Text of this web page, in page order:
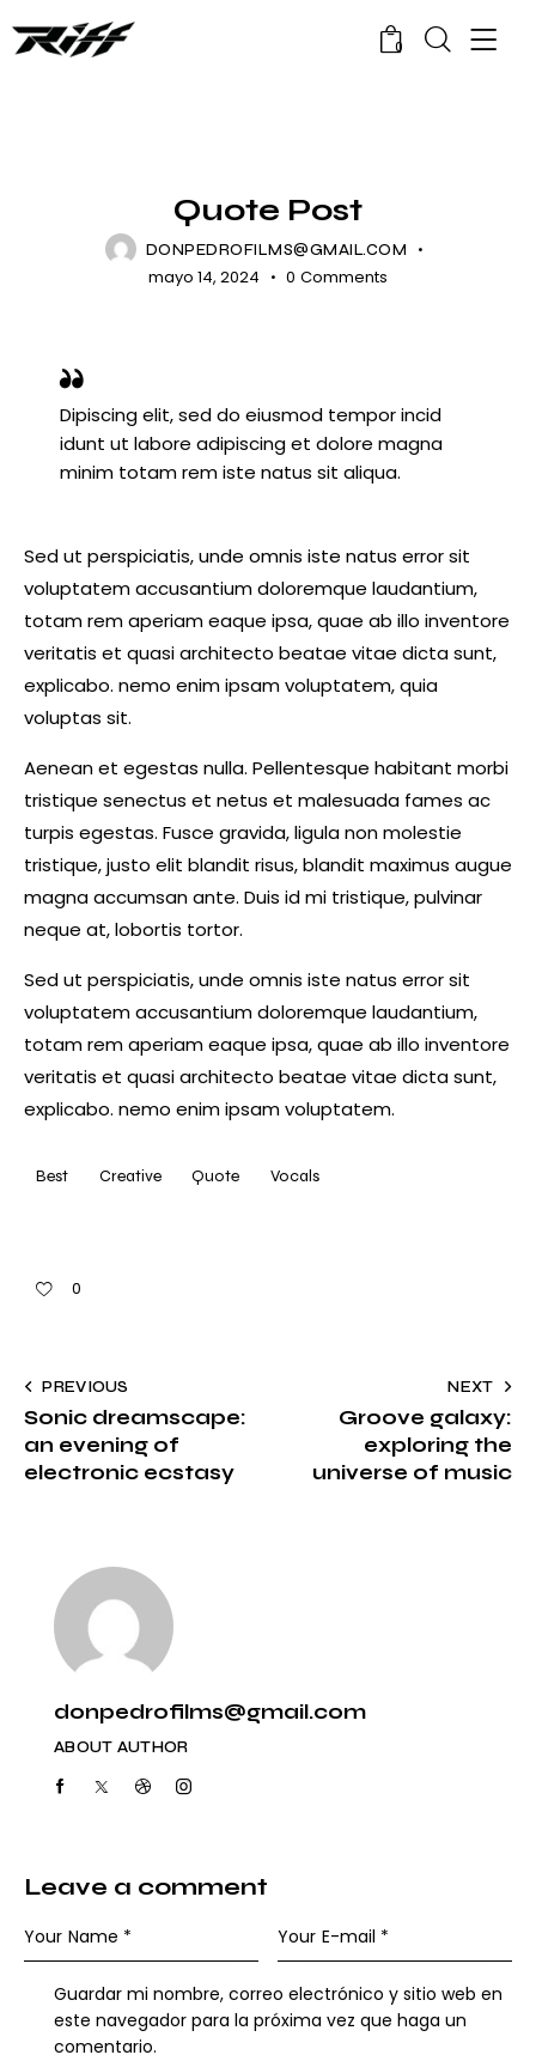
0
Quote Post
DONPEDROFILMS@GMAIL.COM
mayo 14, 2024 0 Comments
Dipiscing elit, sed do eiusmod tempor incid
idunt ut labore adipiscing et dolore magna
minim totam rem iste natus sit aliqua.
Sed ut perspiciatis, unde omnis iste natus error sit
voluptatem accusantium doloremque laudantium,
totam rem aperiam eaque ipsa, quae ab illo inventore
veritatis et quasi architecto beatae vitae dicta sunt,
explicabo. nemo enim ipsam voluptatem, quia
voluptas sit.
Aenean et egestas nulla. Pellentesque habitant morbi
tristique senectus et netus et malesuada fames ac
turpis egestas. Fusce gravida, ligula non molestie
tristique, justo elit blandit risus, blandit maximus augue
magna accumsan ante. Duis id mi tristique, pulvinar
neque at, lobortis tortor.
Sed ut perspiciatis, unde omnis iste natus error sit
voluptatem accusantium doloremque laudantium,
totam rem aperiam eaque ipsa, quae ab illo inventore
veritatis et quasi architecto beatae vitae dicta sunt,
explicabo. nemo enim ipsam voluptatem.
Best Creative Quote Vocals
0
PREVIOUS
Sonic dreamscape:
an evening of
electronic ecstasy
NEXT
Groove galaxy:
exploring the
universe of music
donpedrofilms@gmail.com
ABOUT AUTHOR
Leave a comment
Guardar mi nombre, correo electrónico y sitio web en
este navegador para la próxima vez que haga un
comentario.